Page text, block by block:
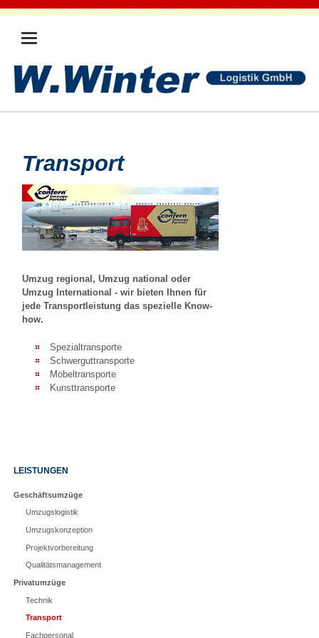
Transport
Umzug regional, Umzug national oder
Umzug International - wir bieten Ihnen für
jede Transportleistung das spezielle Know-
how.
Spezialtransporte
Schwerguttransporte
Möbeltransporte
Kunsttransporte
Navigation
LEISTUNGEN
Geschäftsumzüge
Umzugslogistik
Umzugskonzeption
Projektvorbereitung
Qualitätsmanagement
Privatumzüge
Technik
Transport
Fachpersonal